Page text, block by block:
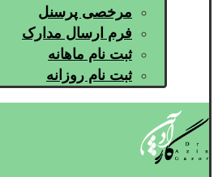
مرخصی پرسنل
فرم ارسال مدارک
ثبت نام ماهانه
ثبت نام روزانه